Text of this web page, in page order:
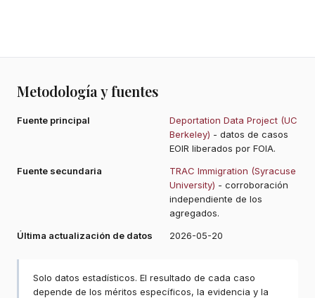
Metodología y fuentes
Fuente principal
Deportation Data Project (UC
Berkeley) - datos de casos
EOIR liberados por FOIA.
Fuente secundaria
TRAC Immigration (Syracuse
University) - corroboración
independiente de los
agregados.
Última actualización de datos
2026-05-20
Solo datos estadísticos. El resultado de cada caso
depende de los méritos específicos, la evidencia y la